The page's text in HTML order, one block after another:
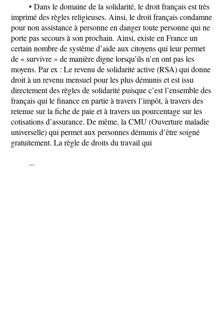
• Dans le domaine de la solidarité, le droit français est très
imprimé des règles religieuses. Ainsi, le droit français condamne
pour non assistance à personne en danger toute personne qui ne
porte pas secours à son prochain. Ainsi, existe en France un
certain nombre de système d’aide aux citoyens qui leur permet
de « survivre » de manière digne lorsqu’ils n’en ont pas les
moyens. Par ex : Le revenu de solidarité active (RSA) qui donne
droit à un revenu mensuel pour les plus démunis et est issu
directement des règles de solidarité puisque c’est l’ensemble des
français qui le finance en partie à travers l’impôt, à travers des
retenue sur la fiche de paie et à travers un pourcentage sur les
cotisations d’assurance. De même, la CMU (Ouverture maladie
universelle) qui permet aux personnes démunis d’être soigné
gratuitement. La règle de droits du travail qui
...